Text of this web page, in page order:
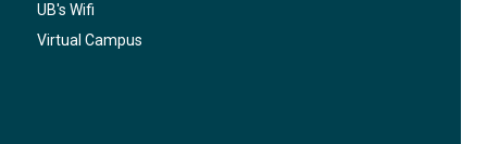
UB's Wifi
Virtual Campus